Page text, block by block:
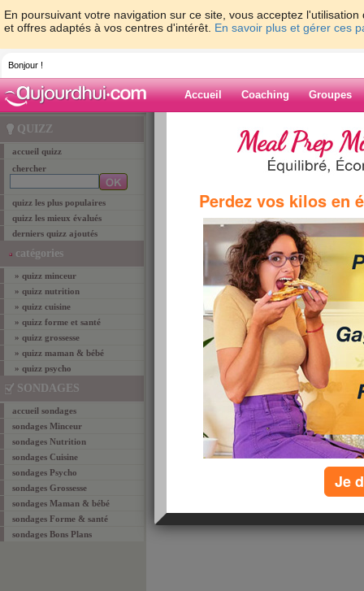
En poursuivant votre navigation sur ce site, vous acceptez
et offres adaptés à vos centres d'intérêt. En savoir plus et gérer ces
Bonjour !
Accueil Coaching Groupes
QUIZZ
accueil quizz
chercher
quizz les plus populaires
quizz les mieux évalués
derniers quizz ajoutés
catégories
» quizz minceur
» quizz nutrition
» quizz cuisine
» quizz forme et santé
» quizz grossesse
» quizz maman & bébé
» quizz psycho
SONDAGES
accueil sondages
sondages Minceur
sondages Nutrition
sondages Cuisine
sondages Psycho
sondages Grossesse
sondages Maman & bébé
sondages Forme & santé
sondages Bons Plans
sondage forme et santé
Lorsque vous tombez malade, vous vous
avec les méthodes naturelles
avec les antibiotiques
avec les médicaments simples
avec l'homéopathie
vous ne prenez rien
Perdez vos kilos en
Je